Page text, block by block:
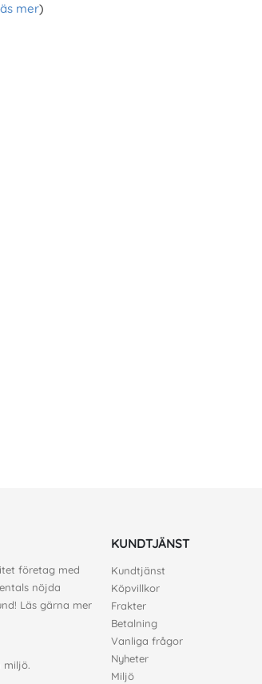
mer)
företag med
nöjda
Läs gärna mer
miljö.
KUNDTJÄNST
Kundtjänst
Köpvillkor
Frakter
Betalning
Vanliga frågor
Nyheter
Miljö